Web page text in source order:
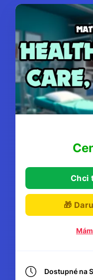
Chci
🎁
Dostupné na